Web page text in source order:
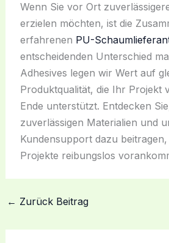
Wenn Sie vor Ort
erzielen möchten, ist die
erfahrenen PU-
entscheidenden Unterschied
Adhesives legen wir Wert auf
Produktqualität, die Ihr Projekt
Ende unterstützt. Entdecken
zuverlässigen Materialien und
Kundensupport dazu
Projekte reibungslos
← Zurück Beitrag